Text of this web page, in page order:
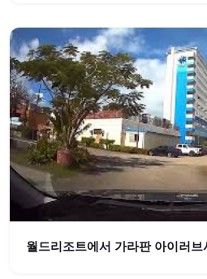
월드리조트에서 가라판 아이러